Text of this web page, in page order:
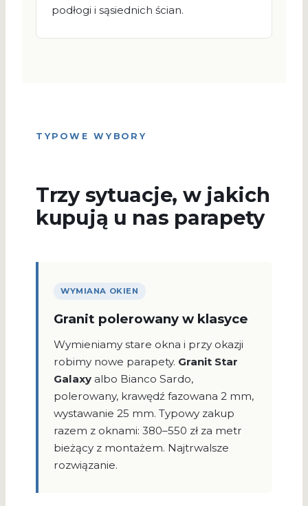
podłogi i sąsiednich ścian.
TYPOWE WYBORY
Trzy sytuacje, w jakich
kupują u nas parapety
WYMIANA OKIEN
Granit polerowany w klasyce
Wymieniamy stare okna i przy okazji
robimy nowe parapety. Granit Star
Galaxy albo Bianco Sardo,
polerowany, krawędź fazowana 2 mm,
wystawanie 25 mm. Typowy zakup
razem z oknami: 380–550 zł za metr
bieżący z montażem. Najtrwalsze
rozwiązanie.